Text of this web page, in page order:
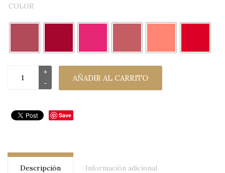
COLOR
AÑADIR AL CARRITO
Save
Descripción Información adicional